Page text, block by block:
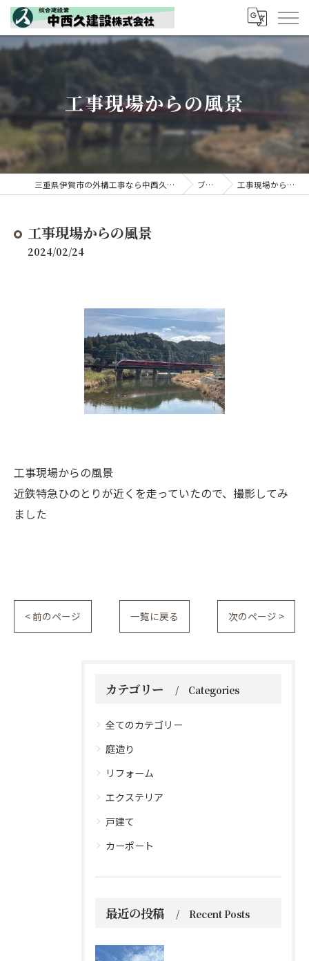
工事現場からの風景
三重県伊賀市の外構工事なら中西久建設株式会社 ブログ 工事現場からの風景
工事現場からの風景
2024/02/24
工事現場からの風景
近鉄特急ひのとりが近くを走っていたので、撮影してみ
ました
< 前のページ 一覧に戻る 次のページ >
カテゴリー Categories
全てのカテゴリー
庭造り
リフォーム
エクステリア
戸建て
カーポート
最近の投稿 Recent Posts